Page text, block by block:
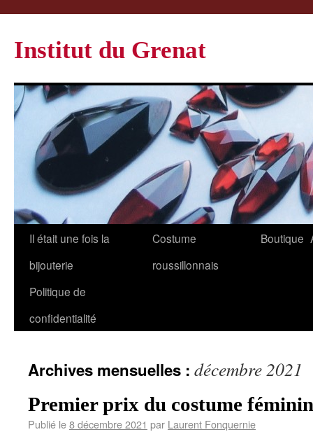
Institut du Grenat
Il était une fois la
bijouterie
Costume
roussillonnais
Boutique
Politique de
confidentialité
Archives mensuelles : décembre 2021
Premier prix du costume
Publié le8 décembre 2021 par Laurent Fonquernie